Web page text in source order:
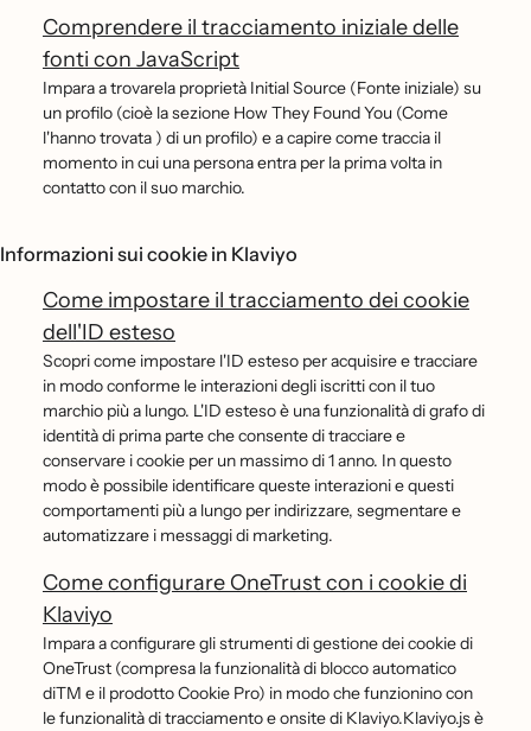
Comprendere il tracciamento iniziale delle
fonti con JavaScript
Impara a trovarela proprietà Initial Source (Fonte iniziale) su
un profilo (cioè la sezione How They Found You (Come
l'hanno trovata ) di un profilo) e a capire come traccia il
momento in cui una persona entra per la prima volta in
contatto con il suo marchio.
Informazioni sui cookie in Klaviyo
Come impostare il tracciamento dei cookie
dell'ID esteso
Scopri come impostare l'ID esteso per acquisire e tracciare
in modo conforme le interazioni degli iscritti con il tuo
marchio più a lungo. L'ID esteso è una funzionalità di grafo di
identità di prima parte che consente di tracciare e
conservare i cookie per un massimo di 1 anno. In questo
modo è possibile identificare queste interazioni e questi
comportamenti più a lungo per indirizzare, segmentare e
automatizzare i messaggi di marketing.
Come configurare OneTrust con i cookie di
Klaviyo
Impara a configurare gli strumenti di gestione dei cookie di
OneTrust (compresa la funzionalità di blocco automatico
diTM e il prodotto Cookie Pro) in modo che funzionino con
le funzionalità di tracciamento e onsite di Klaviyo.Klaviyo.js è